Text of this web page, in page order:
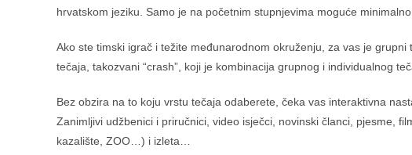
hrvatskom jeziku. Samo je na početnim stupnjevima moguće
Ako ste timski igrač i težite međunarodnom okruženju, za vas je
tečaja, takozvani “crash”, koji je kombinacija grupnog i individualnog
Bez obzira na to koju vrstu tečaja odaberete, čeka vas interaktivna
Zanimljivi udžbenici i priručnici, video isječci, novinski članci, pjesme,
kazalište, ZOO…) i izleta…